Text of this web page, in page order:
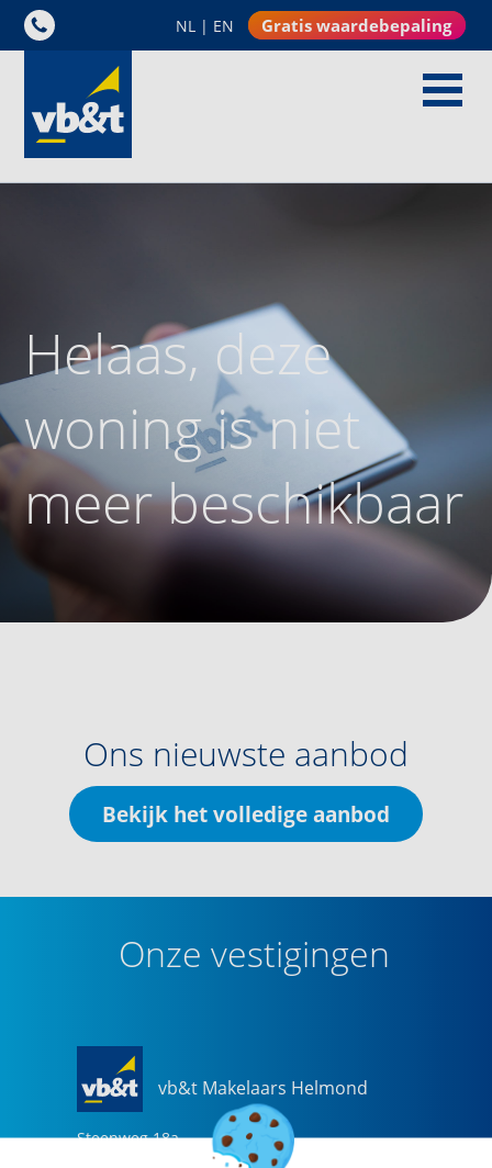
NL | EN Gratis waardebepaling
Helaas, deze
woning is niet
meer beschikbaar
Ons nieuwste aanbod
Bekijk het volledige aanbod
Onze vestigingen
vb&t Makelaars Helmond
Steenweg 18a